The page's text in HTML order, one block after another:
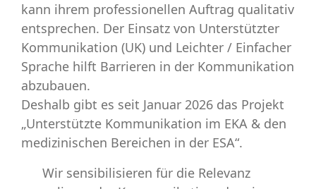
kann ihrem professionellen Auftrag qualitativ
entsprechen. Der Einsatz von Unterstützter
Kommunikation (UK) und Leichter / Einfacher
Sprache hilft Barrieren in der Kommunikation
abzubauen.
Deshalb gibt es seit Januar 2026 das Projekt
„Unterstützte Kommunikation im EKA & den
medizinischen Bereichen in der ESA“.
Wir sensibilisieren für die Relevanz